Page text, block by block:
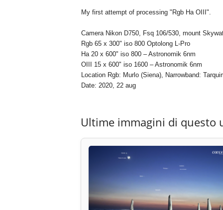
My first attempt of processing "Rgb Ha OIII".
Camera Nikon D750, Fsq 106/530, mount
Rgb 65 x 300" iso 800 Optolong L-Pro
Ha 20 x 600" iso 800 – Astronomik 6nm
OIII 15 x 600" iso 1600 – Astronomik 6nm
Location Rgb: Murlo (Siena), Narrowband:
Date: 2020, 22 aug
Ultime immagini di questo